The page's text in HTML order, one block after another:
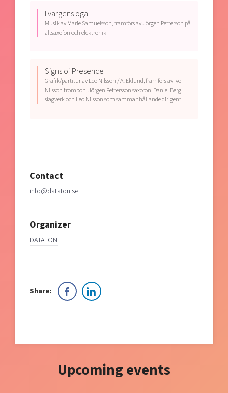
I vargens öga
Musik av Marie Samuelsson, framförs av Jörgen Petterson på
altsaxofon och elektronik
Signs of Presence
Grafik/partitur av Leo Nilsson / Al Eklund, framförs av Ivo
Nilsson trombon, Jörgen Pettersson saxofon, Daniel Berg
slagverk och Leo Nilsson som sammanhållande dirigent
Contact
info@dataton.se
Organizer
DATATON
Share:
Upcoming events